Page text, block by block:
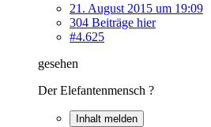
21. August 2015 um 19:09
304 Beiträge hier
#4.625
gesehen
Der Elefantenmensch ?
Inhalt melden